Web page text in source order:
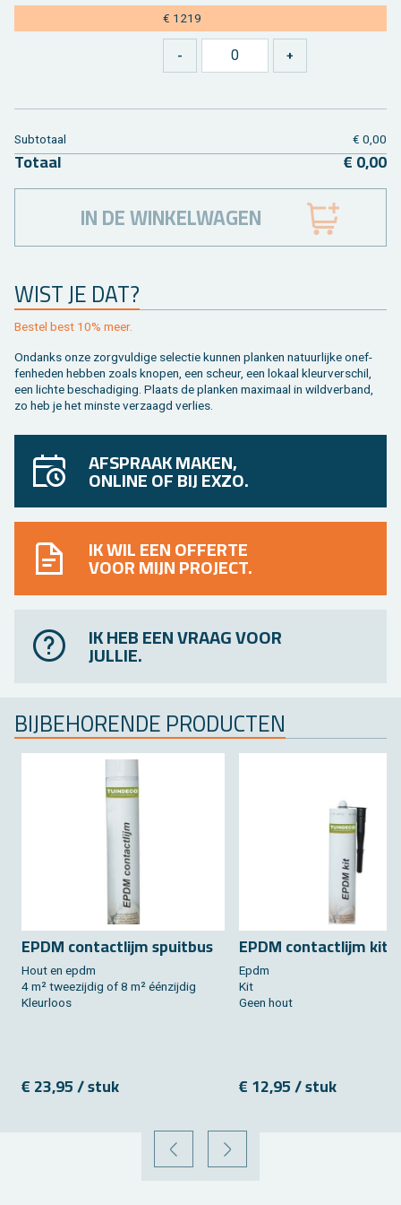
€ 1219
WIST JE DAT?
Be­stel best 10% meer.
On­danks onze zorg­vul­di­ge se­lec­tie kun­nen plan­ken na­tuur­lij­ke on­ef­
fen­he­den heb­ben zoals kno­pen, een scheur, een lo­kaal kleur­ver­schil,
een lich­te be­scha­di­ging. Plaats de plan­ken maxi­maal in wild­ver­band,
zo heb je het min­ste ver­zaagd ver­lies.
Sub­to­taal € 0,00
To­taal € 0,00
IN DE WINKELWAGEN
AFSPRAAK MAKEN,
ONLINE OF BIJ EXZO.
IK WIL EEN OFFERTE
VOOR MIJN PROJECT.
IK HEB EEN VRAAG VOOR
JULLIE.
BIJ­BE­HO­REN­DE PRO­DUC­TEN
EPDM con­tact­lijm spuit­bus
Hout en epdm
4 m² twee­zij­dig of 8 m² éénzij­dig
Kleur­loos
€ 23,95 / stuk
EPDM con­tact­lijm kit
Epdm
Kit
Geen hout
€ 12,95 / stuk
VORIGE VOLGENDE